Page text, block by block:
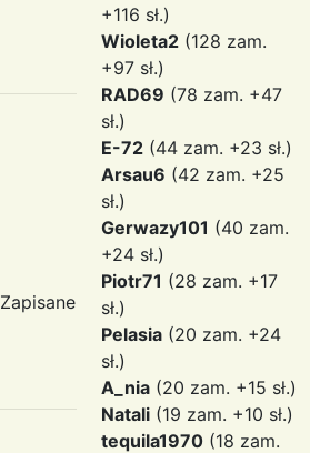
Zapisane
+116 sł.)
Wioleta2 (128 zam.
+97 sł.)
RAD69 (78 zam. +47
sł.)
E-72 (44 zam. +23 sł.)
Arsau6 (42 zam. +25
sł.)
Gerwazy101 (40 zam.
+24 sł.)
Piotr71 (28 zam. +17
sł.)
Pelasia (20 zam. +24
sł.)
A_nia (20 zam. +15 sł.)
Natali (19 zam. +10 sł.)
tequila1970 (18 zam.